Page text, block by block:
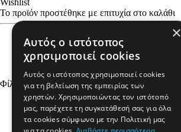
Wishlist
Το προϊόν προστέθηκε με επιτυχία στο καλάθι
Φίλτρα
×
Αυτός ο ιστότοπος
χρησιμοποιεί cookies
Αυτός ο ιστότοπος χρησιμοποιεί cookies
για τη βελτίωση της εμπειρίας των
χρηστών. Χρησιμοποιώντας τον ιστότοπό
μας, παρέχετε τη συγκατάθεσή σας για όλα
τα cookies σύμφωνα με την Πολιτική μας